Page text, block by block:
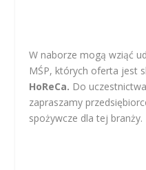
W naborze mogą wziąć
MŚP, których oferta jest
HoReCa. Do
zapraszamy
spożywcze dla tej branży.